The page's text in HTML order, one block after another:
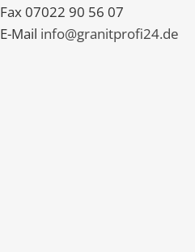
Fax 07022 90 56 07
E-Mail info@granitprofi24.de